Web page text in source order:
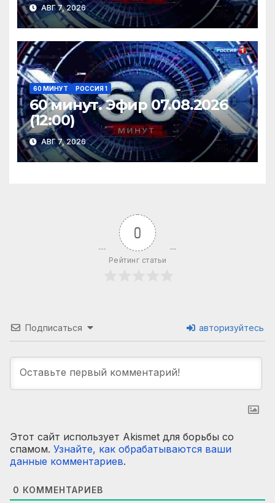
АВГ 7, 2026
60 МИНУТ РОССИЯ 1
60 минут. Эфир 07.08.2026
(12:00)
АВГ 7, 2026
0
Рейтинг статьи
Подписаться авторизуйтесь
Этот сайт использует Akismet для борьбы со
спамом. Узнайте, как обрабатываются ваши
данные комментариев.
0 КОММЕНТАРИЕВ